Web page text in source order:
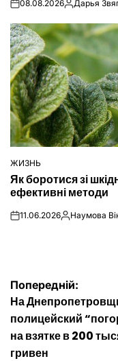
on08.08.2026Опубліковано
Дарья
ОПУБЛІКУВАТИ
У
ЖИЗНЬ
Як боротися зі
ефективні методи
on11.06.2026Опубліковано
Наумова
записів
Попередній:
На
полицейский
на взятке в 200
гривен